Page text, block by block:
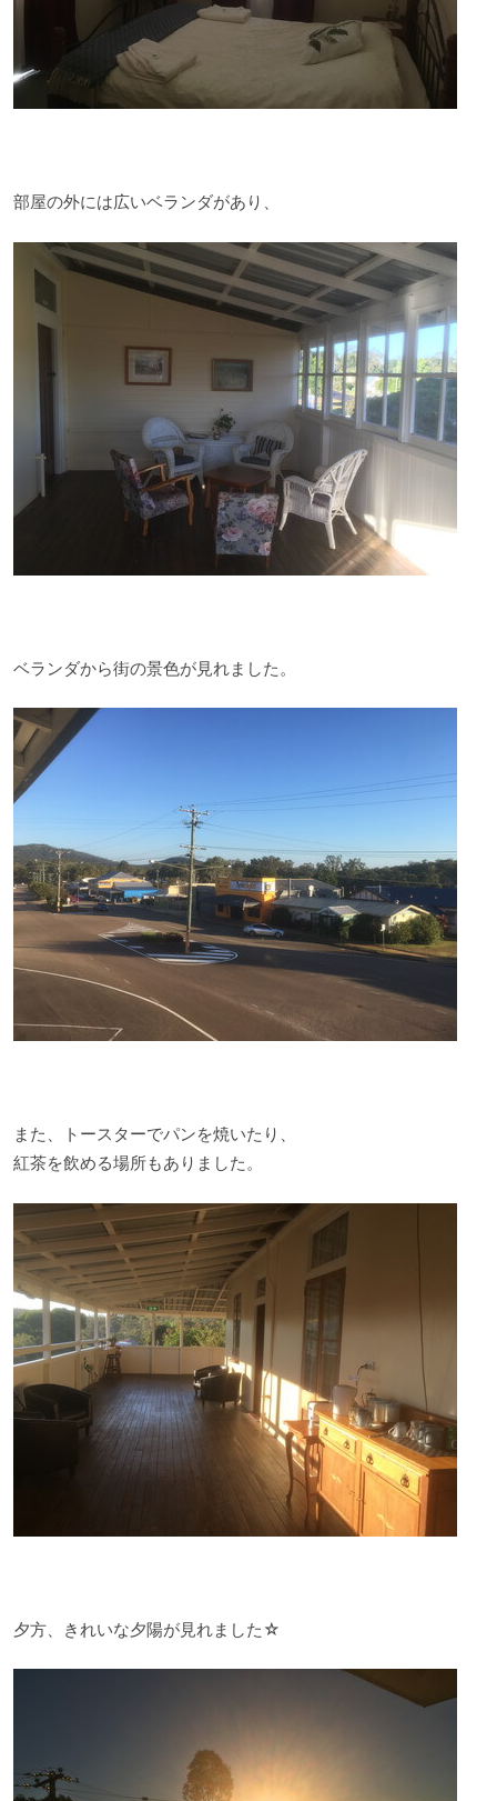
部屋の外には広いベランダがあり、
ベランダから街の景色が見れました。
また、トースターでパンを焼いたり、
紅茶を飲める場所もありました。
夕方、きれいな夕陽が見れました☆